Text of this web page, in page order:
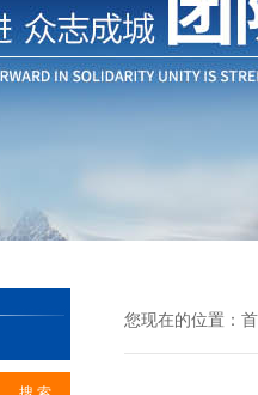
您现在的位置：